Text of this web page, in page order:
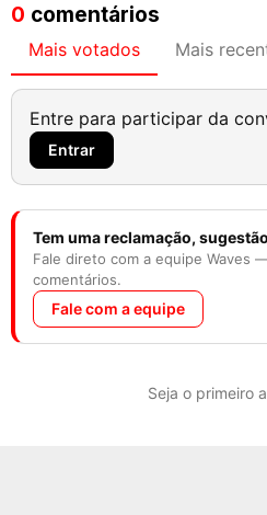
0 comentários
Mais votados Mais
Entre para participar da
Entrar
Tem uma reclamação,
Fale direto com a equipe Waves
comentários.
Fale com a equipe
Seja o primeiro